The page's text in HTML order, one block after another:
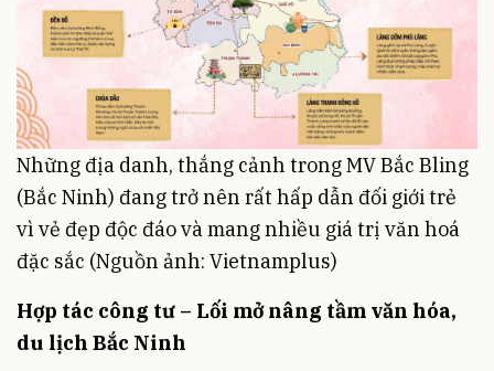
Những địa danh, thắng cảnh trong MV Bắc Bling
(Bắc Ninh) đang trở nên rất hấp dẫn đối giới trẻ
vì vẻ đẹp độc đáo và mang nhiều giá trị văn hoá
đặc sắc (Nguồn ảnh: Vietnamplus)
Hợp tác công tư – Lối mở nâng tầm văn hóa,
du lịch Bắc Ninh